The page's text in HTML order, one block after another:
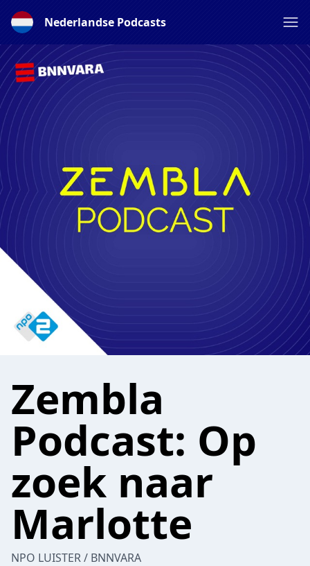
Nederlandse Podcasts
Zembla
Podcast: Op
zoek naar
Marlotte
NPO LUISTER / BNNVARA